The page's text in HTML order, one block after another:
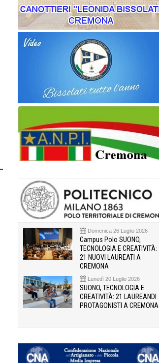
Domenica 26 Luglio 2026
Campus Polo SUONO,
TECNOLOGIA E CREATIVITÀ:
21 NUOVI LAUREATI A
CREMONA
Lunedì 20 Luglio 2026
SUONO, TECNOLOGIA E
CREATIVITÀ: 21 LAUREANDI
PROTAGONISTI A CREMONA